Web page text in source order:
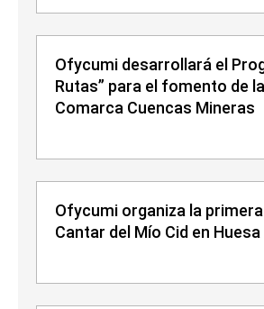
Ofycumi desarrollará el
Rutas” para el fomento de
Comarca Cuencas Mineras
Ofycumi organiza la
Cantar del Mío Cid en